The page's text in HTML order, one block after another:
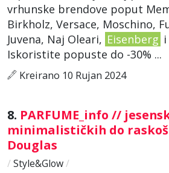
vrhunske brendove poput
Birkholz, Versace, Moschino,
Juvena, Naj Oleari, Eisenberg
Iskoristite popuste do -30% ...
Kreirano 10 Rujan 2024
8. PARFUME_info //
minimalističkih do
Douglas
/ Style&Glow/